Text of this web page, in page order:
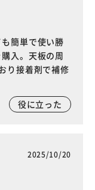
簡単で使い勝
入。天板の周
り接着剤で補修
役に立った
2025/10/20